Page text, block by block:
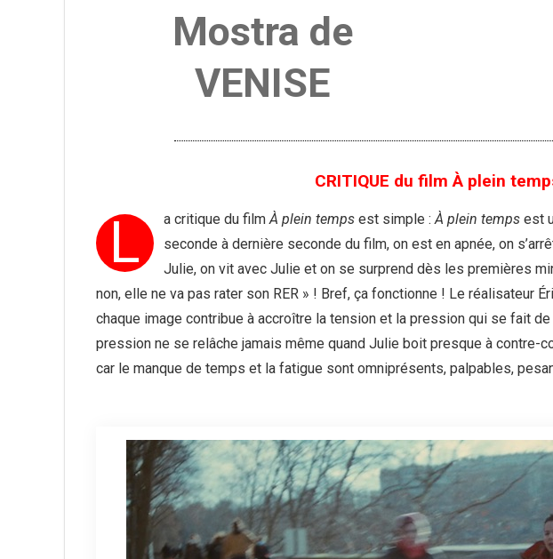
Mostra de
VENISE
CRITIQUE du film À plein
L a critique du filmÀ plein temps est simple :À plein temps est
seconde à dernière seconde du film, on est en apnée, on
Julie, on vit avec Julie et on se surprend dès les premières
non, elle ne va pas rater son RER » ! Bref, ça fonctionne ! Le réalisateur
chaque image contribue à accroître la tension et la pression qui se fait
pression ne se relâche jamais même quand Julie boit presque à contre-
car le manque de temps et la fatigue sont omniprésents, palpables,